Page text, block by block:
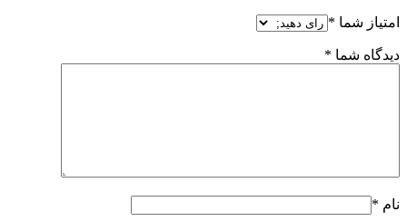
امتیاز شما *
دیدگاه شما *
نام *